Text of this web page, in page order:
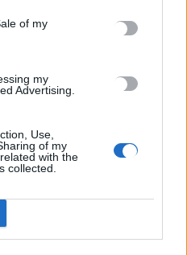
of my
my
Advertising.
Use,
of my
with the
collected.
προχωρήσει σε διεξαγωγή
Παιδική – Εφηβική